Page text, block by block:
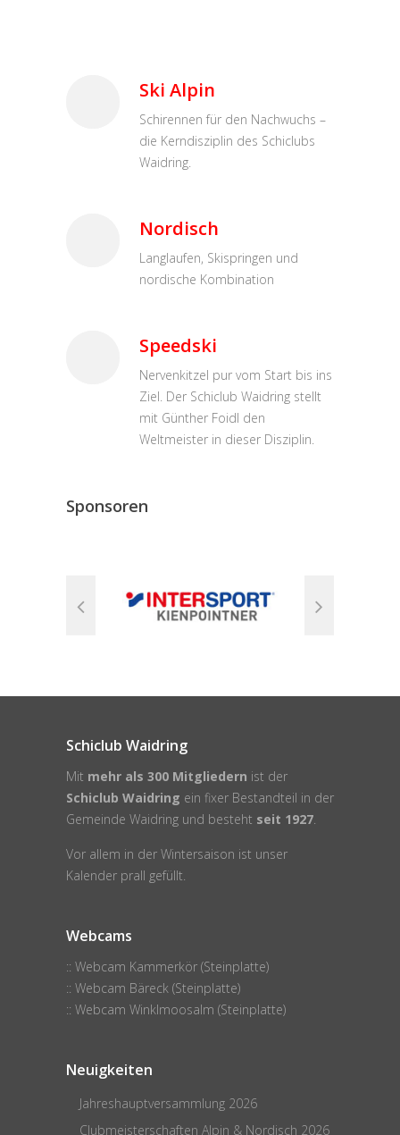
Ski Alpin
Schirennen für den Nachwuchs –
die Kerndisziplin des Schiclubs
Waidring.
Nordisch
Langlaufen, Skispringen und
nordische Kombination
Speedski
Nervenkitzel pur vom Start bis ins
Ziel. Der Schiclub Waidring stellt
mit Günther Foidl den
Weltmeister in dieser Disziplin.
Sponsoren
Schiclub Waidring
Mit mehr als 300 Mitgliedern ist der
Schiclub Waidring ein fixer Bestandteil in der
Gemeinde Waidring und besteht seit 1927.
Vor allem in der Wintersaison ist unser
Kalender prall gefüllt.
Webcams
:: Webcam Kammerkör (Steinplatte)
:: Webcam Bäreck (Steinplatte)
:: Webcam Winklmoosalm (Steinplatte)
Neuigkeiten
Jahreshauptversammlung 2026
Clubmeisterschaften Alpin & Nordisch 2026